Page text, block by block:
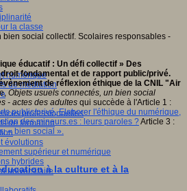
la classe
numérique
de médiation
professionnelles
de formation
évolutions
supérieur et numérique
hybrides
universitaire
éducatif : Un défi collectif » Des
fondamental et de rapport public/privé.
de réflexion éthique de la CNIL "Air
Objets usuels connectés, un bien social
- actes des adultes qui succède à l'Article 1 :
public/privé, Elaborer l'éthique du numérique,
des mineurs.es : leurs paroles ?Article 3 :
« bien social ».
à la culture et à la